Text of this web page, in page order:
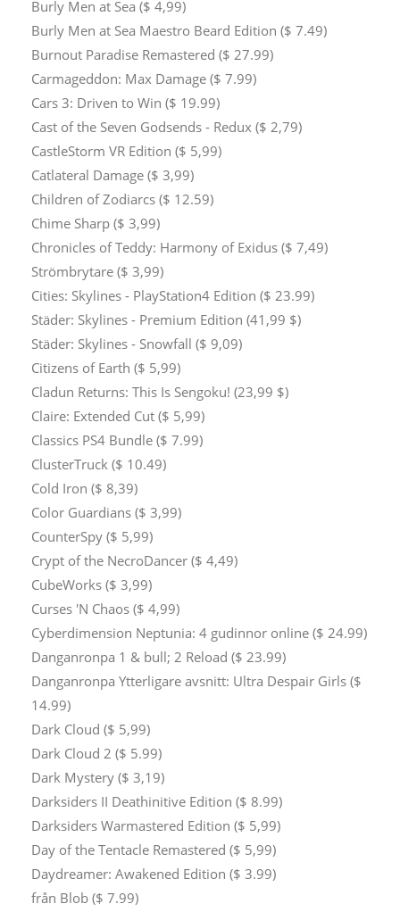
Burly Men at Sea ($ 4,99)
Burly Men at Sea Maestro Beard Edition ($ 7.49)
Burnout Paradise Remastered ($ 27.99)
Carmageddon: Max Damage ($ 7.99)
Cars 3: Driven to Win ($ 19.99)
Cast of the Seven Godsends - Redux ($ 2,79)
CastleStorm VR Edition ($ 5,99)
Catlateral Damage ($ 3,99)
Children of Zodiarcs ($ 12.59)
Chime Sharp ($ 3,99)
Chronicles of Teddy: Harmony of Exidus ($ 7,49)
Strömbrytare ($ 3,99)
Cities: Skylines - PlayStation4 Edition ($ 23.99)
Städer: Skylines - Premium Edition (41,99 $)
Städer: Skylines - Snowfall ($ 9,09)
Citizens of Earth ($ 5,99)
Cladun Returns: This Is Sengoku! (23,99 $)
Claire: Extended Cut ($ 5,99)
Classics PS4 Bundle ($ 7.99)
ClusterTruck ($ 10.49)
Cold Iron ($ 8,39)
Color Guardians ($ 3,99)
CounterSpy ($ 5,99)
Crypt of the NecroDancer ($ 4,49)
CubeWorks ($ 3,99)
Curses 'N Chaos ($ 4,99)
Cyberdimension Neptunia: 4 gudinnor online ($ 24.99)
Danganronpa 1 & bull; 2 Reload ($ 23.99)
Danganronpa Ytterligare avsnitt: Ultra Despair Girls ($
14.99)
Dark Cloud ($ 5,99)
Dark Cloud 2 ($ 5.99)
Dark Mystery ($ 3,19)
Darksiders II Deathinitive Edition ($ 8.99)
Darksiders Warmastered Edition ($ 5,99)
Day of the Tentacle Remastered ($ 5,99)
Daydreamer: Awakened Edition ($ 3.99)
från Blob ($ 7.99)